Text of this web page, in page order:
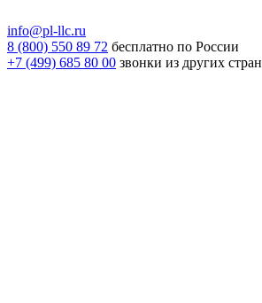
info@pl-llc.ru
8 (800) 550 89 72 бесплатно по России
+7 (499) 685 80 00 звонки из других стран